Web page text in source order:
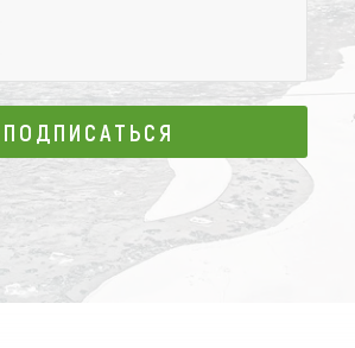
ПОДПИСАТЬСЯ
ПОДПИСАТЬСЯ